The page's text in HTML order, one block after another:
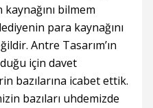
bilmem
para kaynağını
Antre Tasarım’ın
için davet
bazılarına icabet ettik.
bazıları uhdemizde